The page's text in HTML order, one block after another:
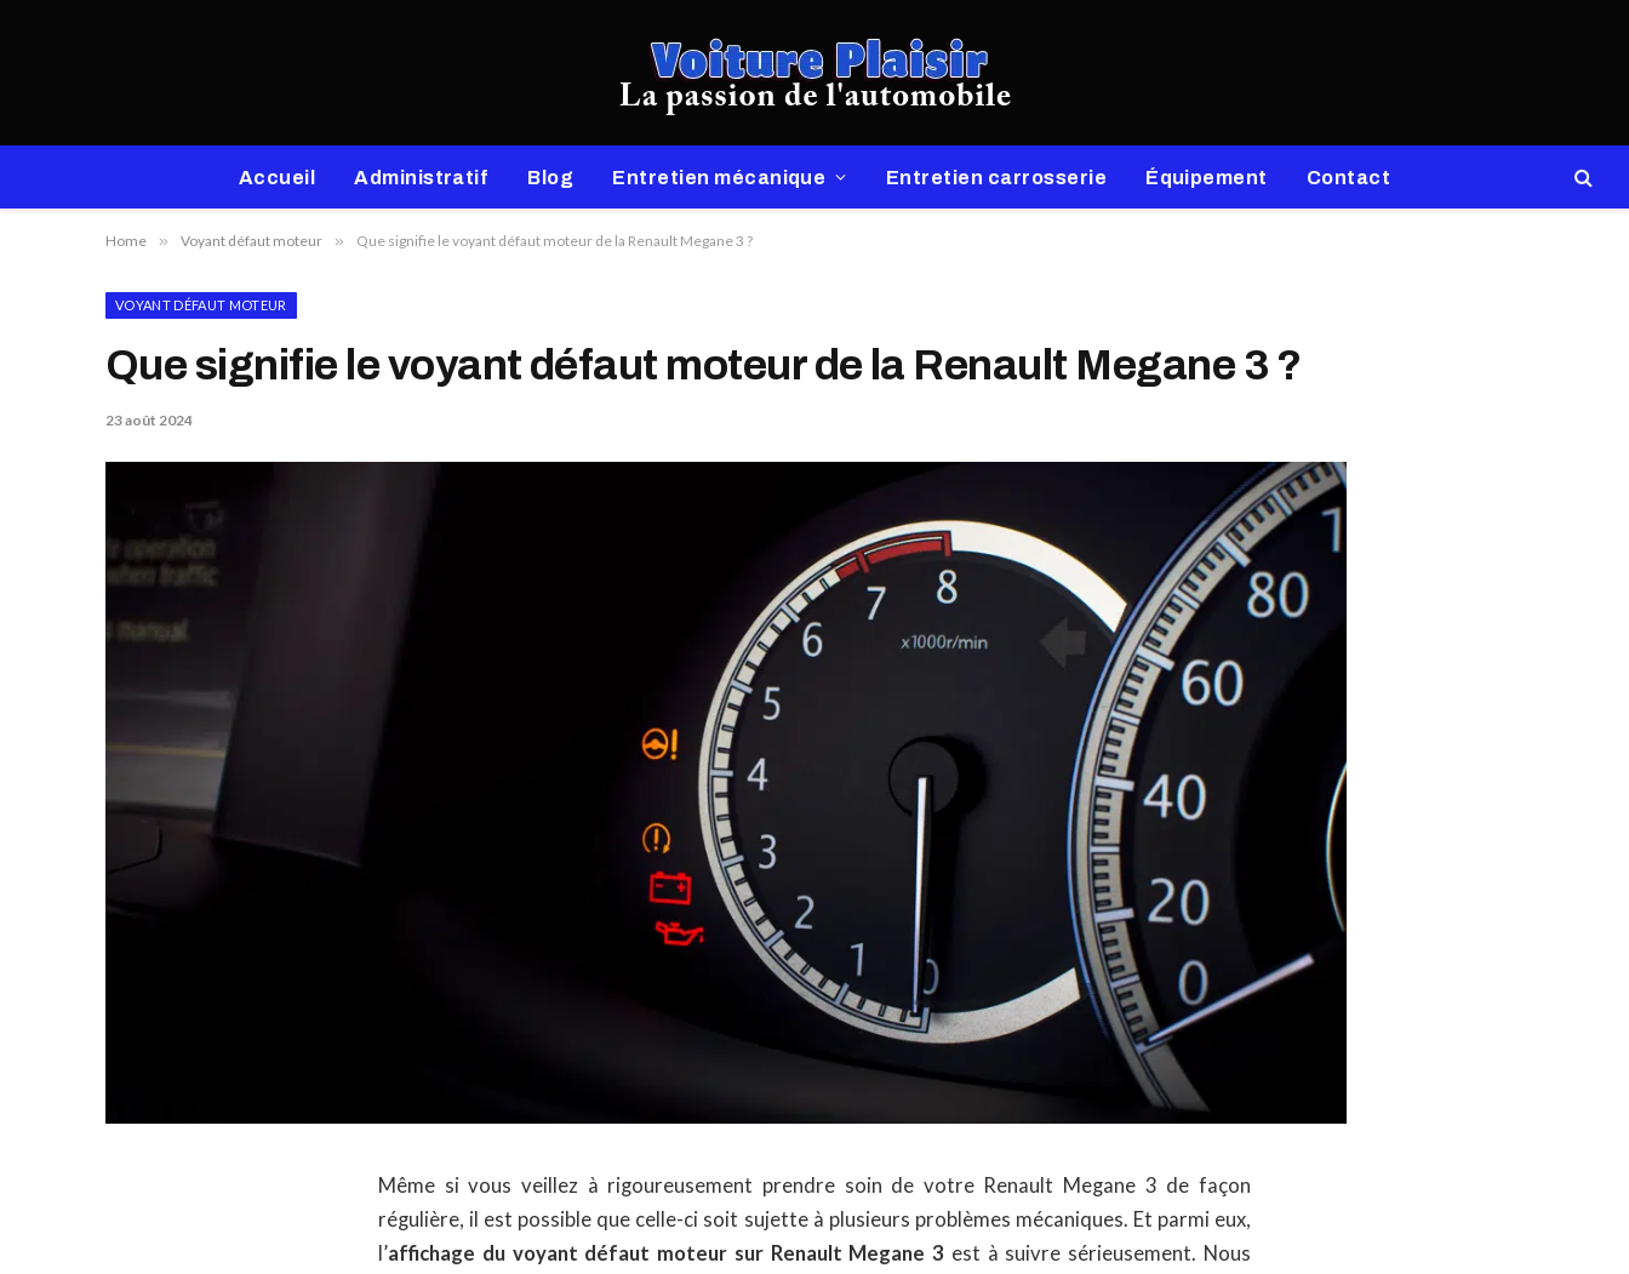
Accueil Administratif Blog Entretien mécanique Entretien carrosserie Équipement Contact
Home » Voyant défaut moteur » Que signifie le voyant défaut moteur de la Renault Megane 3 ?
VOYANT DÉFAUT MOTEUR
Que signifie le voyant défaut moteur de la Renault Megane 3 ?
23 août 2024
Même si vous veillez à rigoureusement prendre soin de votre Renault Megane 3 de façon
régulière, il est possible que celle-ci soit sujette à plusieurs problèmes mécaniques. Et parmi eux,
l’affichage du voyant défaut moteur sur Renault Megane 3 est à suivre sérieusement. Nous